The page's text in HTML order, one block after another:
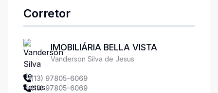
Corretor
IMOBILIÁRIA BELLA VISTA
Vanderson Silva de Jesus
(13) 97805-6069
(13) 97805-6069